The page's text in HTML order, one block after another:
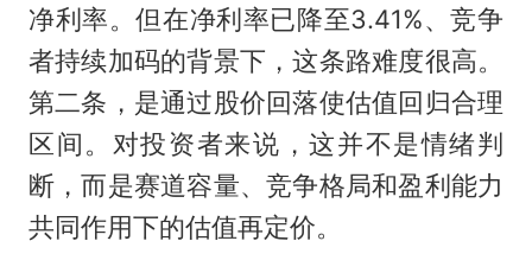
净利率。但在净利率已降至3.41%、竞争
者持续加码的背景下，这条路难度很高。
第二条，是通过股价回落使估值回归合理
区间。对投资者来说，这并不是情绪判
断，而是赛道容量、竞争格局和盈利能力
共同作用下的估值再定价。